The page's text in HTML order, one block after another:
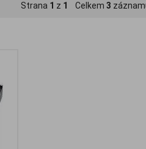
Strana 1 z 1 Celkem 3